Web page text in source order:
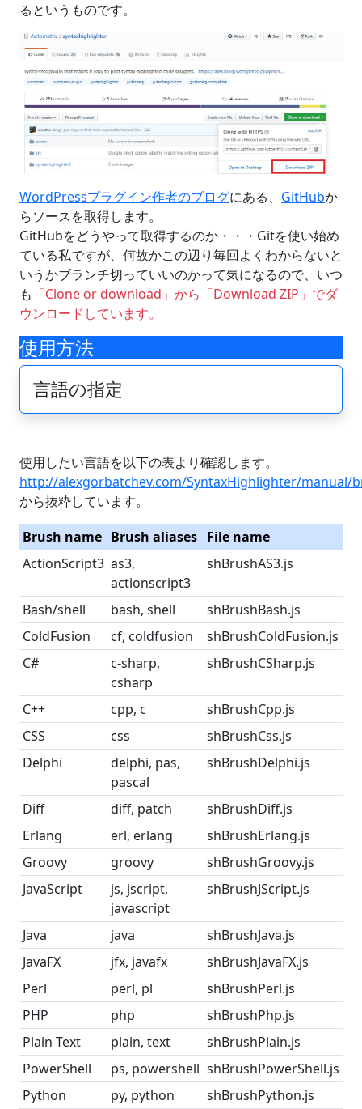
るというものです。
WordPressプラグイン作者のブログにある、 GitHubか
らソースを取得します。
GitHubをどうやって取得するのか・・・Gitを使い始め
ている私ですが、何故かこの辺り毎回よくわからないと
いうかブランチ切っていいのかって気になるので、いつ
も 「Clone or download」から「Download ZIP」でダ
ウンロードしています。
使用方法
言語の指定
使用したい言語を以下の表より確認します。
http://alexgorbatchev.com/SyntaxHighlighter/manual/
から抜粋しています。
Brush name Brush aliases File name
ActionScript3 as3,
actionscript3
shBrushAS3.js
Bash/shell bash, shell
shBrushBash.js
ColdFusion
cf, coldfusion
shBrushColdFusion.js
C#
c-sharp,
csharp
shBrushCSharp.js
C++ cpp, c
shBrushCpp.js
CSS
css
shBrushCss.js
Delphi
delphi, pas,
pascal
shBrushDelphi.js
Diff diff, patch
shBrushDiff.js
Erlang
erl, erlang
shBrushErlang.js
Groovy
groovy
shBrushGroovy.js
JavaScript
js, jscript,
javascript
shBrushJScript.js
Java java
shBrushJava.js
JavaFX
jfx, javafx
shBrushJavaFX.js
Perl
perl, pl
shBrushPerl.js
PHP
php
shBrushPhp.js
Plain Text
plain, text
shBrushPlain.js
PowerShell
ps, powershell shBrushPowerShell.js
Python
py, python shBrushPython.js